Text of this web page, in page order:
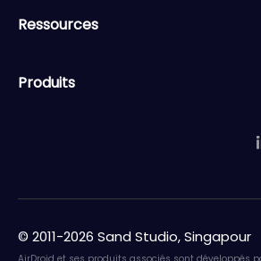
Ressources
Produits
© 2011-2026 Sand Studio, Singapour